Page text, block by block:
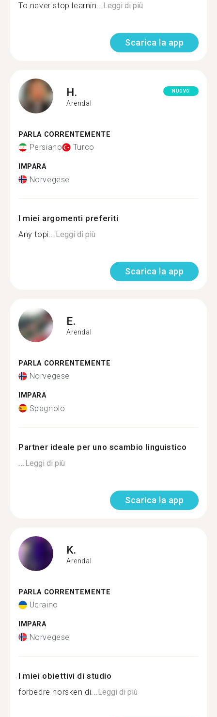
To never stop learnin... Leggi di più
Scarica la app
H.
Arendal
NUOVO
PARLA CORRENTEMENTE
Persiano Turco
IMPARA
Norvegese
I miei argomenti preferiti
Any topi... Leggi di più
Scarica la app
E.
Arendal
PARLA CORRENTEMENTE
Norvegese
IMPARA
Spagnolo
Partner ideale per uno scambio linguistico
Leggi di più
Scarica la app
K.
Arendal
PARLA CORRENTEMENTE
Ucraino
IMPARA
Norvegese
I miei obiettivi di studio
forbedre norsken di... Leggi di più